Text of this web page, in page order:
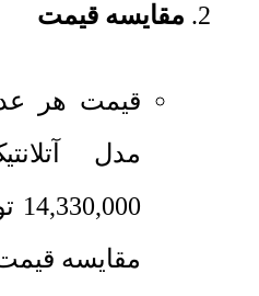
مقایسه قیمت
قیمت هر
مدل
14,330,000
مقایسه